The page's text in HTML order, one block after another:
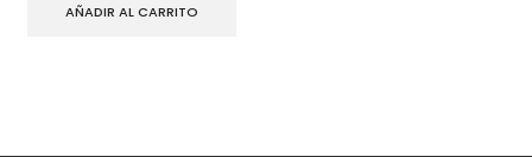
AÑADIR AL CARRITO